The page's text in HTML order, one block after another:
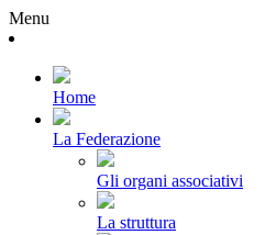
Menu
Home
La Federazione
Gli organi associativi
La struttura